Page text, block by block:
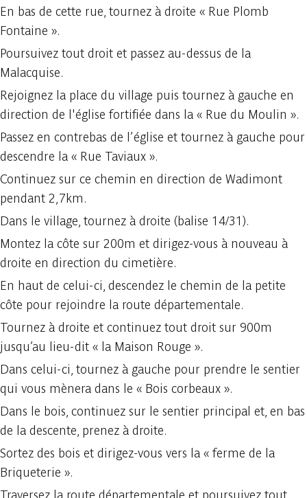
En bas de cette rue, tournez à droite « Rue Plomb
Fontaine ».
Poursuivez tout droit et passez au-dessus de la
Malacquise.
Rejoignez la place du village puis tournez à gauche en
direction de l'église fortifiée dans la « Rue du Moulin ».
Passez en contrebas de l’église et tournez à gauche pour
descendre la « Rue Taviaux ».
Continuez sur ce chemin en direction de Wadimont
pendant 2,7km.
Dans le village, tournez à droite (balise 14/31).
Montez la côte sur 200m et dirigez-vous à nouveau à
droite en direction du cimetière.
En haut de celui-ci, descendez le chemin de la petite
côte pour rejoindre la route départementale.
Tournez à droite et continuez tout droit sur 900m
jusqu’au lieu-dit « la Maison Rouge ».
Dans celui-ci, tournez à gauche pour prendre le sentier
qui vous mènera dans le « Bois corbeaux ».
Dans le bois, continuez sur le sentier principal et, en bas
de la descente, prenez à droite.
Sortez des bois et dirigez-vous vers la « ferme de la
Briqueterie ».
Traversez la route départementale et poursuivez tout